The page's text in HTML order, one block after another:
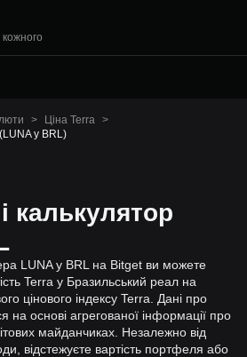
> Ціна Terra >
у BRL)
калькулятор
LUNA у BRL на Bitget ви можете
Terra у Бразильський реал на
цінового індексу Terra. Дані про
на основі агрегованої інформації про
майданчиках. Незалежно від
відстежуєте вартість портфеля або